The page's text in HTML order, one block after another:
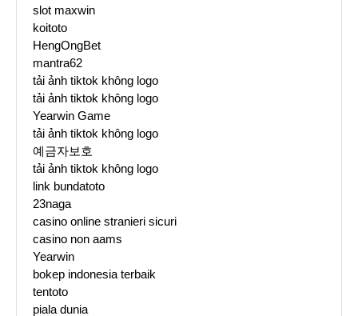
slot maxwin
koitoto
HengOngBet
mantra62
tải ảnh tiktok không logo
tải ảnh tiktok không logo
Yearwin Game
tải ảnh tiktok không logo
예금자보호
tải ảnh tiktok không logo
link bundatoto
23naga
casino online stranieri sicuri
casino non aams
Yearwin
bokep indonesia terbaik
tentoto
piala dunia